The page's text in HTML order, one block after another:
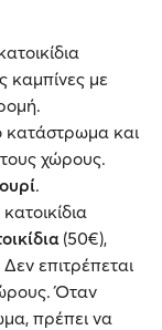
καμπίνες με
κατάστρωμα και
χώρους.
.
(50€),
Δεν επιτρέπεται
Όταν
πρέπει να